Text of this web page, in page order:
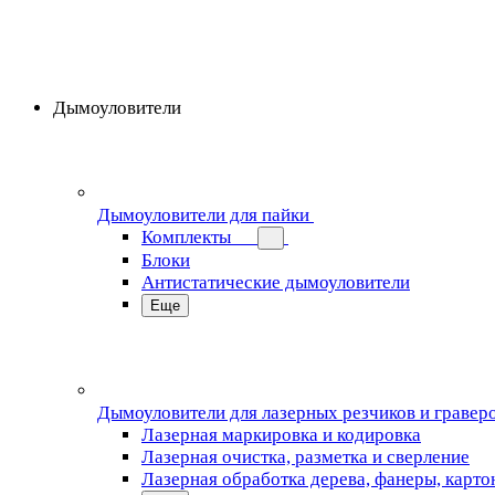
Дымоуловители
Дымоуловители для пайки
Комплекты
Блоки
Антистатические дымоуловители
Еще
Дымоуловители для лазерных резчиков и
Лазерная маркировка и кодировка
Лазерная очистка, разметка и сверление
Лазерная обработка дерева, фанеры,